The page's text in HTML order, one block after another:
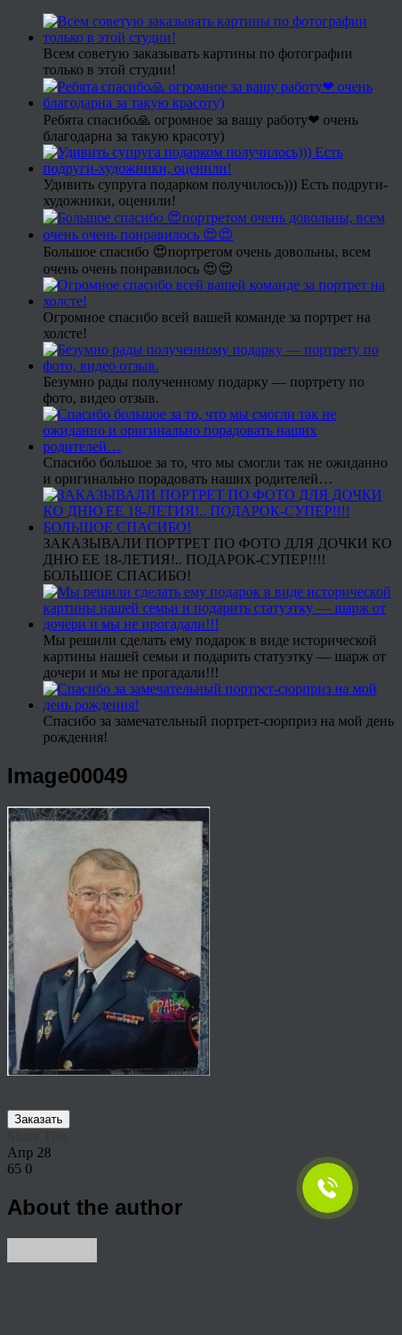
Всем советую заказывать картины по фотографии
только в этой студии!
Ребята спасибо🙏 огромное за вашу работу❤ очень
благодарна за такую красоту)
Удивить супруга подарком получилось))) Есть подруги-
художники, оценили!
Большое спасибо 😍портретом очень довольны, всем
очень очень понравилось 😍😍
Огромное спасибо всей вашей команде за портрет на
холсте!
Безумно рады полученному подарку — портрету по
фото, видео отзыв.
Спасибо большое за то, что мы смогли так не ожиданно
и оригинально порадовать наших родителей…
ЗАКАЗЫВАЛИ ПОРТРЕТ ПО ФОТО ДЛЯ ДОЧКИ КО
ДНЮ ЕЕ 18-ЛЕТИЯ!.. ПОДАРОК-СУПЕР!!!!
БОЛЬШОЕ СПАСИБО!
Мы решили сделать ему подарок в виде исторической
картины нашей семьи и подарить статуэтку — шарж от
дочери и мы не прогадали!!!
Спасибо за замечательный портрет-сюрприз на мой день
рождения!
Image00049
Заказать
Апр 28
65 0
About the author